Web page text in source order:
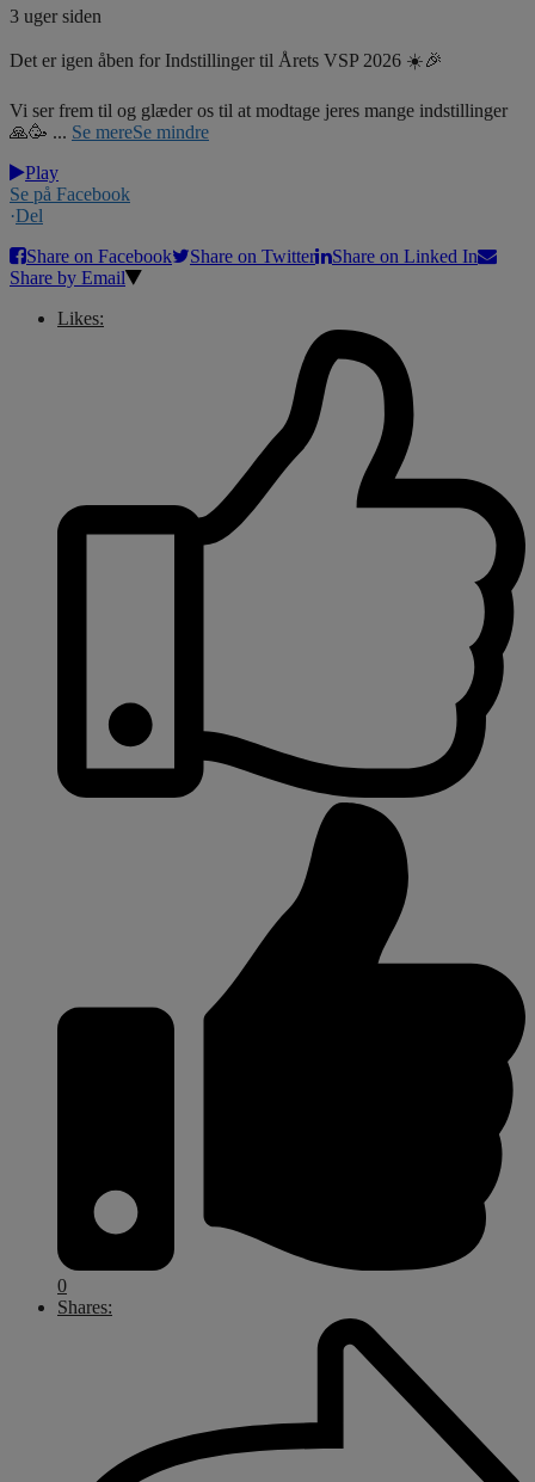
3 uger siden
Det er igen åben for Indstillinger til Årets VSP 2026 ☀️🎉
Vi ser frem til og glæder os til at modtage jeres mange indstillinger
🙏🥳 ... Se mereSe mindre
Play
Se på Facebook
·Del
Share on Facebook
Share on Twitter
Share on Linked In
Share by Email
Likes:
0
Shares: